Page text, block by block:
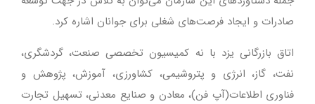
صادرات و ایجاد فرصت‌های شغلی برای جوانان اشاره کرد.
اتاق بازرگانی یزد با نه کمیسیون تخصصی صنعت، گردشگری،
نفت، گاز، انرژی و پتروشیمی، کشاورزی، آموزش، پژوهش و
فناوری اطلاعات(آپ فن)، معادن و صنایع معدنی، تسهیل تجارت